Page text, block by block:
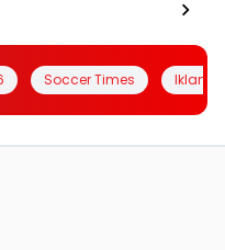
Soccer Times Iklanin